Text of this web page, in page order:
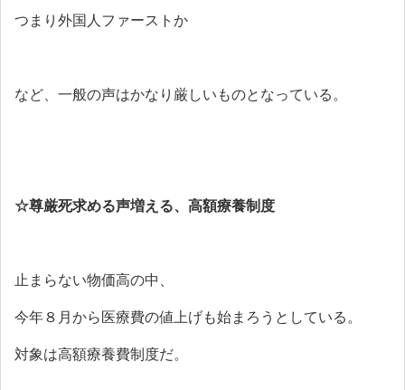
つまり外国人ファーストか
など、一般の声はかなり厳しいものとなっている。
☆尊厳死求める声増える、高額療養制度
止まらない物価高の中、
今年８月から医療費の値上げも始まろうとしている。
対象は高額療養費制度だ。